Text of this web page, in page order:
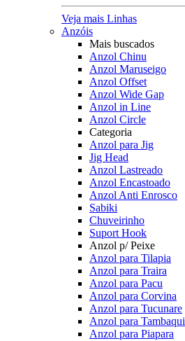
Veja mais Linhas
Anzóis
Mais buscados
Anzol Chinu
Anzol Maruseigo
Anzol Offset
Anzol Wide Gap
Anzol in Line
Anzol Circle
Categoria
Anzol para Jig
Jig Head
Anzol Lastreado
Anzol Encastoado
Anzol Anti Enrosco
Sabiki
Chuveirinho
Suport Hook
Anzol p/ Peixe
Anzol para Tilapia
Anzol para Traira
Anzol para Pacu
Anzol para Corvina
Anzol para Tucunare
Anzol para Tambaqui
Anzol para Piapara